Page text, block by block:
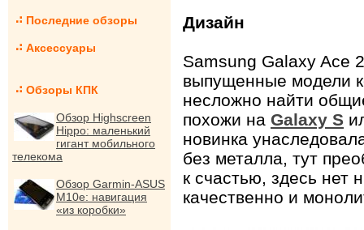
Последние обзоры
Аксессуары
Обзоры КПК
Обзор Highscreen
Hippo: маленький
гигант мобильного
телекома
Обзор Garmin-ASUS
M10e: навигация
«из коробки»
Дизайн
Samsung Galaxy Ace
выпущенные модели
несложно найти
похожи на Galaxy S
новинка
без металла, тут
к счастью, здесь нет
качественно и